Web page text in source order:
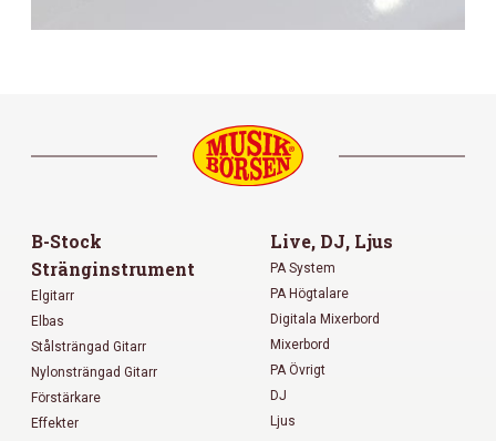
B-Stock
Stränginstrument
Elgitarr
Elbas
Stålsträngad Gitarr
Nylonsträngad Gitarr
Förstärkare
Effekter
Live, DJ, Ljus
PA System
PA Högtalare
Digitala Mixerbord
Mixerbord
PA Övrigt
DJ
Ljus